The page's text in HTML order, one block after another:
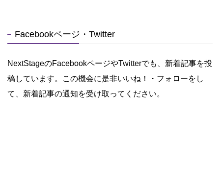
Facebookページ・Twitter
NextStageのFacebookページやTwitterでも、新着記事を投
稿しています。この機会に是非いいね！・フォローをし
て、新着記事の通知を受け取ってください。